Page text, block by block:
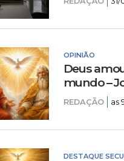
OPINIÃO
Deus
mundo –
REDAÇÃO as
DESTAQUE